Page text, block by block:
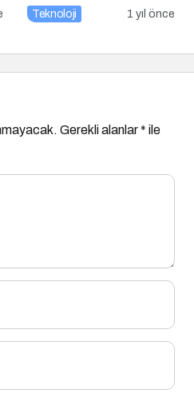
Teknoloji 1 yıl önce
Gerekli alanlar* ile